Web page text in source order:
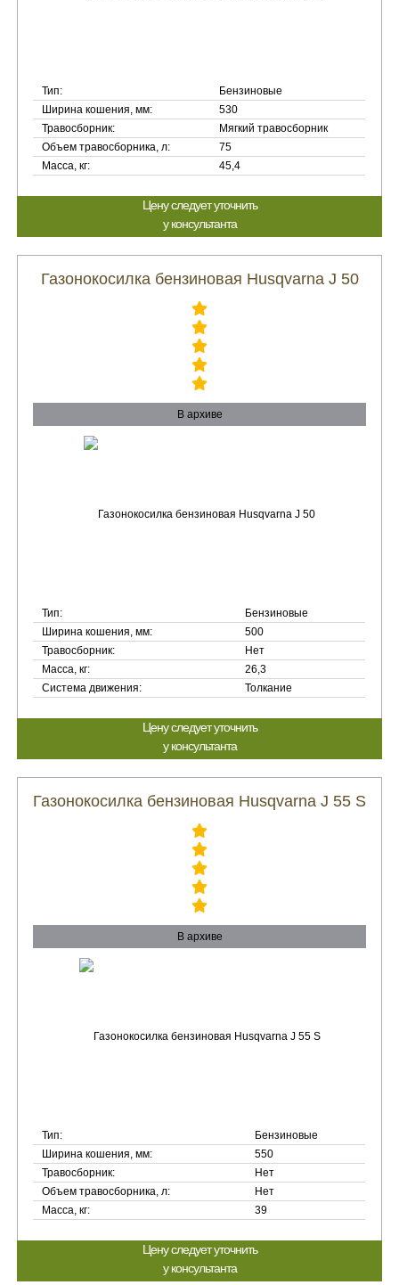
Тип:
Бензиновые
Ширина кошения, мм:
530
Травосборник:
Мягкий травосборник
Объем травосборника, л:
75
Масса, кг:
45,4
Цену следует уточнить
у консультанта
Газонокосилка бензиновая Husqvarna J 50
В архиве
Тип:
Бензиновые
Ширина кошения, мм:
500
Травосборник:
Нет
Масса, кг:
26,3
Система движения:
Толкание
Цену следует уточнить
у консультанта
Газонокосилка бензиновая Husqvarna J 55 S
В архиве
Тип:
Бензиновые
Ширина кошения, мм:
550
Травосборник:
Нет
Объем травосборника, л:
Нет
Масса, кг:
39
Цену следует уточнить
у консультанта